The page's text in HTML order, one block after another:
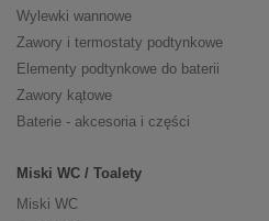
Wylewki wannowe
Zawory i termostaty podtynkowe
Elementy podtynkowe do baterii
Zawory kątowe
Baterie - akcesoria i części
Miski WC / Toalety
Miski WC